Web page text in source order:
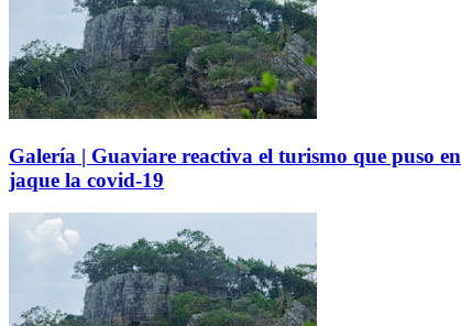
Galería | Guaviare reactiva el turismo que puso en
jaque la covid-19